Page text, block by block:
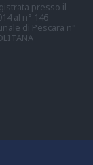
presso il
al n° 146
di Pescara n°